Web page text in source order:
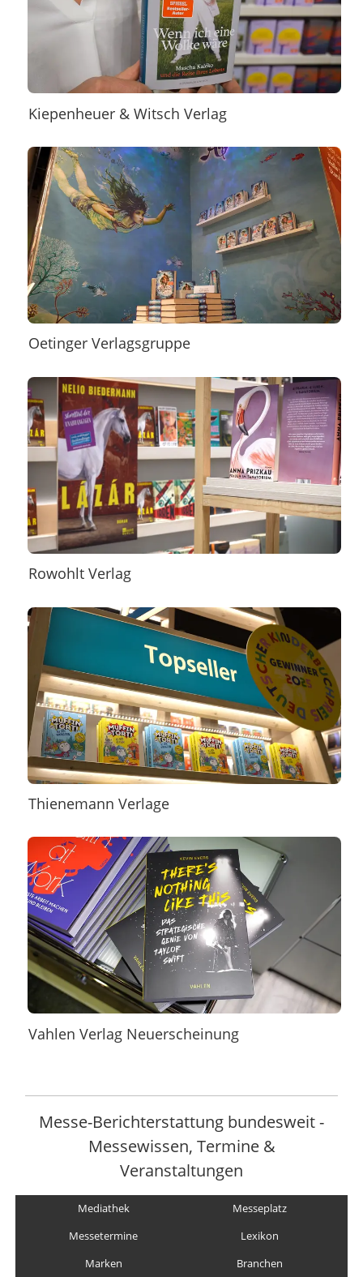
Kiepenheuer & Witsch Verlag
Oetinger Verlagsgruppe
Rowohlt Verlag
Thienemann Verlage
Vahlen Verlag Neuerscheinung
Messe-Berichterstattung bundesweit -
Messewissen, Termine &
Veranstaltungen
Mediathek
Messeplatz
Messetermine
Lexikon
Marken
Branchen